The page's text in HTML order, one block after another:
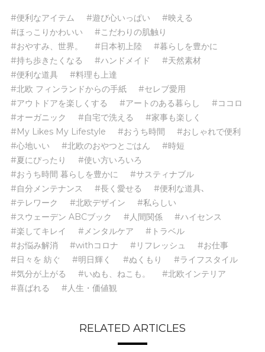
#便利なアイテム #遊び心いっぱい
#映える
#ほっこりかわいい
#こだわりの肌触り
#おやすみ、世界。
#日本初上陸
#暮らしを豊かに
#持ち歩きたくなる
#ハンドメイド
#天然素材
#便利な道具
#料理も上達
#北欧 フィンランドからの手紙
#セレブ愛用
#アウトドアを楽しくする
#アートのある暮らし
#ココロ
#オーガニック
#自宅で洗える
#家事も楽しく
#My Likes My Lifestyle
#おうち時間
#おしゃれで便利
#心地いい
#北欧のおやつとごはん
#時短
#夏にぴったり
#使い方いろいろ
#おうち時間 暮らしを豊かに
#サスティナブル
#自分メンテナンス
#長く愛せる
#便利な道具､
#テレワーク
#北欧デザイン
#私らしい
#スウェーデン ABCブック
#人間関係
#ハイセンス
#楽してキレイ
#メンタルケア
#トラベル
#お悩み解消
#withコロナ #リフレッシュ
#お仕事
#日々を 紡ぐ
#明日輝く #ぬくもり
#ライフスタイル
#気分が上がる
#いぬも、ねこも。
#北欧インテリア
#喜ばれる
#人生・価値観
RELATED ARTICLES